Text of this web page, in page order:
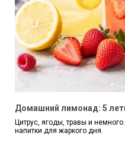
Домашний лимонад: 5
Цитрус, ягоды, травы и
напитки для жаркого дня.